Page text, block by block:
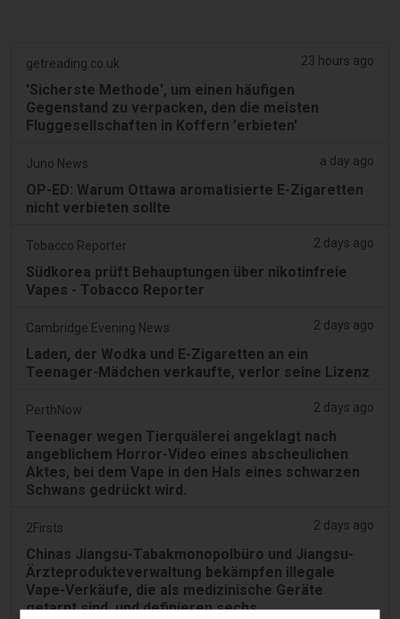
getreading.co.uk 23 hours ago
'Sicherste Methode', um einen häufigen
Gegenstand zu verpacken, den die meisten
Fluggesellschaften in Koffern 'erbieten'
Juno News a day ago
OP-ED: Warum Ottawa aromatisierte E-Zigaretten
nicht verbieten sollte
Tobacco Reporter 2 days ago
Südkorea prüft Behauptungen über nikotinfreie
Vapes - Tobacco Reporter
Cambridge Evening News 2 days ago
Laden, der Wodka und E-Zigaretten an ein
Teenager-Mädchen verkaufte, verlor seine Lizenz
PerthNow 2 days ago
Teenager wegen Tierquälerei angeklagt nach
angeblichem Horror-Video eines abscheulichen
Aktes, bei dem Vape in den Hals eines schwarzen
Schwans gedrückt wird.
2Firsts 2 days ago
Chinas Jiangsu-Tabakmonopolbüro und Jiangsu-
Ärzteprodukteverwaltung bekämpfen illegale
Vape-Verkäufe, die als medizinische Geräte
getarnt sind, und definieren sechs